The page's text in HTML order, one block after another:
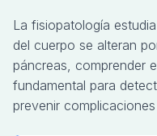
La fisiopatología
del cuerpo se alteran
páncreas, comprender
fundamental para
prevenir